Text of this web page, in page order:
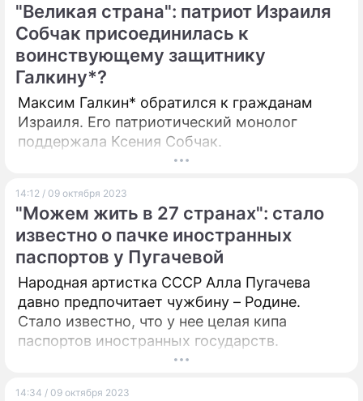
"Великая страна": патриот Израиля
Собчак присоединилась к
воинствующему защитнику
Галкину*?
Максим Галкин* обратился к гражданам
Израиля. Его патриотический монолог
поддержала Ксения Собчак.
14:12 / 09 октября 2023
"Можем жить в 27 странах": стало
известно о пачке иностранных
паспортов у Пугачевой
Народная артистка СССР Алла Пугачева
давно предпочитает чужбину – Родине.
Стало известно, что у нее целая кипа
паспортов иностранных государств.
14:34 / 09 октября 2023